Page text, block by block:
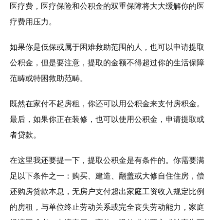
医疗费，医疗保险和公积金的双重保障将大大缓解你的医
疗费用压力。
如果你是低保或属于困难救助范围的人，也可以申请提取
公积金，但是要注意，提取的金额不得超过你的生活保障
范畴或特困救助范畴。
既然在家付不起房租，你还可以用公积金来支付房积金。
最后，如果你正在装修，也可以使用公积金，申请提取或
者贷款。
在这里我还要提一下，提取公积金是有条件的。你需要满
足以下条件之一：购买、建造、翻盖或大修自住住房，偿
还购房贷款本息，无房户支付超出家庭工资收入规定比例
的房租，与单位终止劳动关系或完全丧失劳动能力，家庭